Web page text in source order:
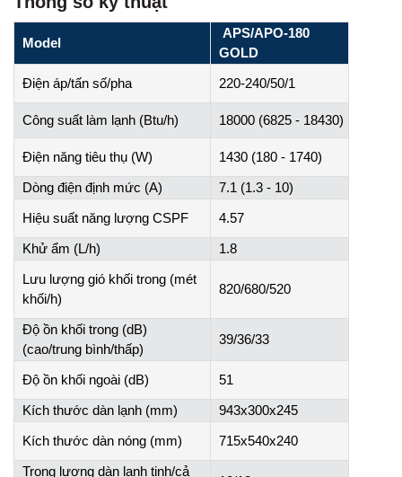
Model
APS/APO-180
GOLD
Điện áp/tấn số/pha 220-240/50/1
Công suất làm lạnh (Btu/h) 18000 (6825 - 18430)
Điện năng tiêu thụ (W) 1430 (180 - 1740)
Dòng điện định mức (A) 7.1 (1.3 - 10)
Hiệu suất năng lượng CSPF 4.57
Khử ẩm (L/h) 1.8
Lưu lượng gió khối trong (mét
khối/h)
820/680/520
Độ ồn khối trong (dB)
(cao/trung bình/thấp)
39/36/33
Độ ồn khối ngoài (dB) 51
Kích thước dàn lạnh (mm) 943x300x245
Kích thước dàn nóng (mm) 715x540x240
Trọng lượng dàn lạnh tịnh/cả